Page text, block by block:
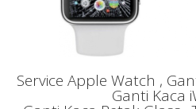
Service Apple Watch ,
Ganti Kaca